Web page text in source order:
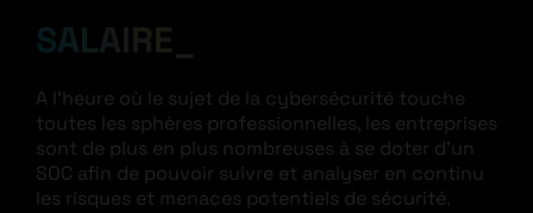
SALAIRE
A l’heure où le sujet de la cybersécurité touche
toutes les sphères professionnelles, les entreprises
sont de plus en plus nombreuses à se doter d’un
SOC afin de pouvoir suivre et analyser en continu
les risques et menaces potentiels de sécurité.